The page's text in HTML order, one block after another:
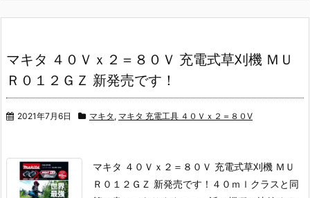
マキタ ４０Ｖｘ２＝８０Ｖ 充電式草刈機 ＭＵ
Ｒ０１２ＧＺ 新発売です！
2021年7月6日 マキタ , マキタ 充電工具 ４０Ｖｘ２＝８０V
マキタ ４０Ｖｘ２＝８０Ｖ 充電式草刈機 ＭＵ
Ｒ０１２ＧＺ 新発売です！ ４０ｍｌクラスと同